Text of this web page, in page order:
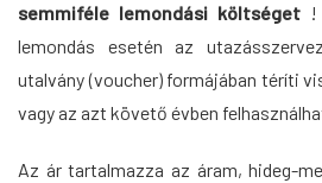
semmiféle lemondási költséget !
lemondás esetén az
utalvány (voucher) formájában téríti
vagy az azt követő évben
Az ár tartalmazza az áram, hideg-